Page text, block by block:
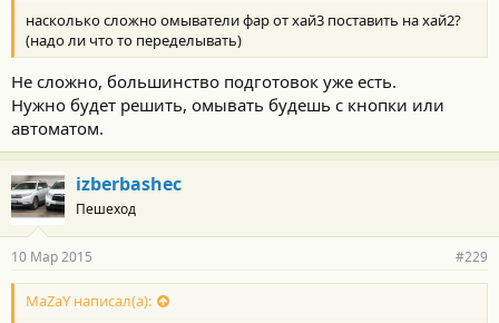
насколько сложно омыватели фар от хай3 поставить на хай2?
(надо ли что то переделывать)
Не сложно, большинство подготовок уже есть.
Нужно будет решить, омывать будешь с кнопки или
автоматом.
izberbashec
Пешеход
10 Мар 2015 #229
MaZaY написал(а):